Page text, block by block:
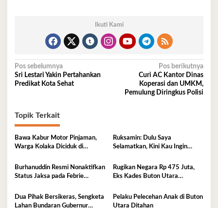
Ikuti Kami
Navigasi
pos
Pos sebelumnya
Sri Lestari Yakin Pertahankan
Predikat Kota Sehat
Pos berikutnya
Curi AC Kantor Dinas
Koperasi dan UMKM,
Pemulung Diringkus Polisi
Topik Terkait
Bawa Kabur Motor Pinjaman,
Warga Kolaka Diciduk di
Ruksamin: Dulu Saya
Selamatkan, Kini Kau Ingin
Burhanuddin Resmi Nonaktifkan
Status Jaksa pada Febrie
Rugikan Negara Rp 475 Juta,
Eks Kades Buton Utara
Dua Pihak Bersikeras, Sengketa
Lahan Bundaran Gubernur
Pelaku Pelecehan Anak di Buton
Utara Ditahan